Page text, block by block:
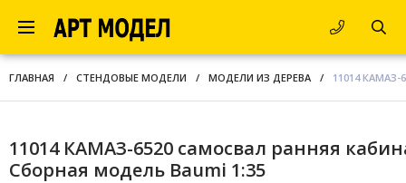
ГЛАВНАЯ / СТЕНДОВЫЕ МОДЕЛИ / МОДЕЛИ ИЗ ДЕРЕВА / 11014
11014 КАМАЗ-6520 самосвал ранняя
Сборная модель Baumi 1:35